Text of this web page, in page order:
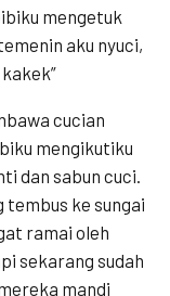
mengetuk
aku nyuci,
cucian
mengikutiku
dan sabun cuci.
tembus ke sungai
ramai oleh
sekarang sudah
mandi